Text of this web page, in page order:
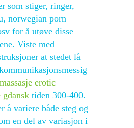
som stiger, ringer,
norwegian porn
for å utøve disse
Viste med
at stedet lå
erotic
gdansk tiden 300-400.
å variere både steg og
en del av variasjon i